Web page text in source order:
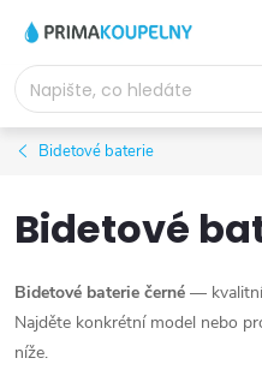
obsah
Bidetové baterie
Bidetové
Bidetové baterie černé —
Najděte konkrétní model nebo
níže.